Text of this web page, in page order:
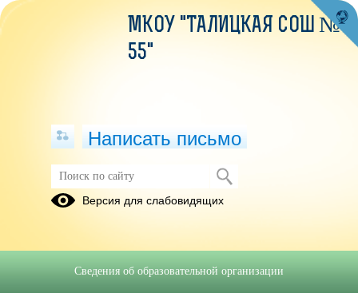
МКОУ "ТАЛИЦКАЯ СОШ №
55"
Написать письмо
Версия для слабовидящих
Сведения об образовательной организации